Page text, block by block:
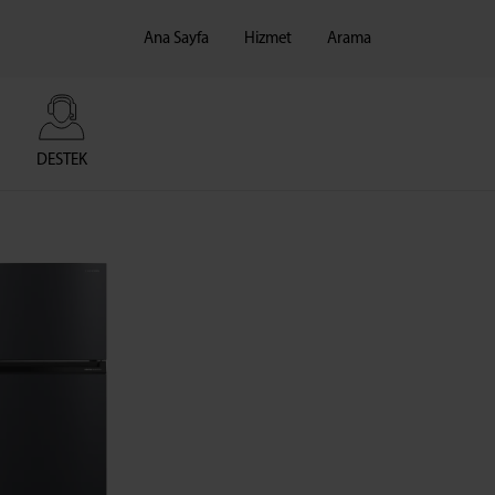
DESTEK
Ana Sayfa Hizmet Arama